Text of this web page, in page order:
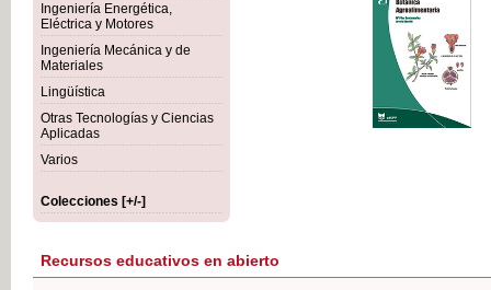
Ingeniería Energética,
Eléctrica y Motores
Ingeniería Mecánica y de
Materiales
Lingüística
Otras Tecnologías y Ciencias
Aplicadas
Varios
Colecciones [+/-]
IVA
Recursos educativos en abierto